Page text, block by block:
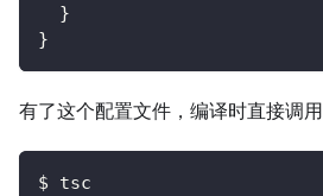
}
}
有了这个配置文件，编译时直接调用
$ tsc